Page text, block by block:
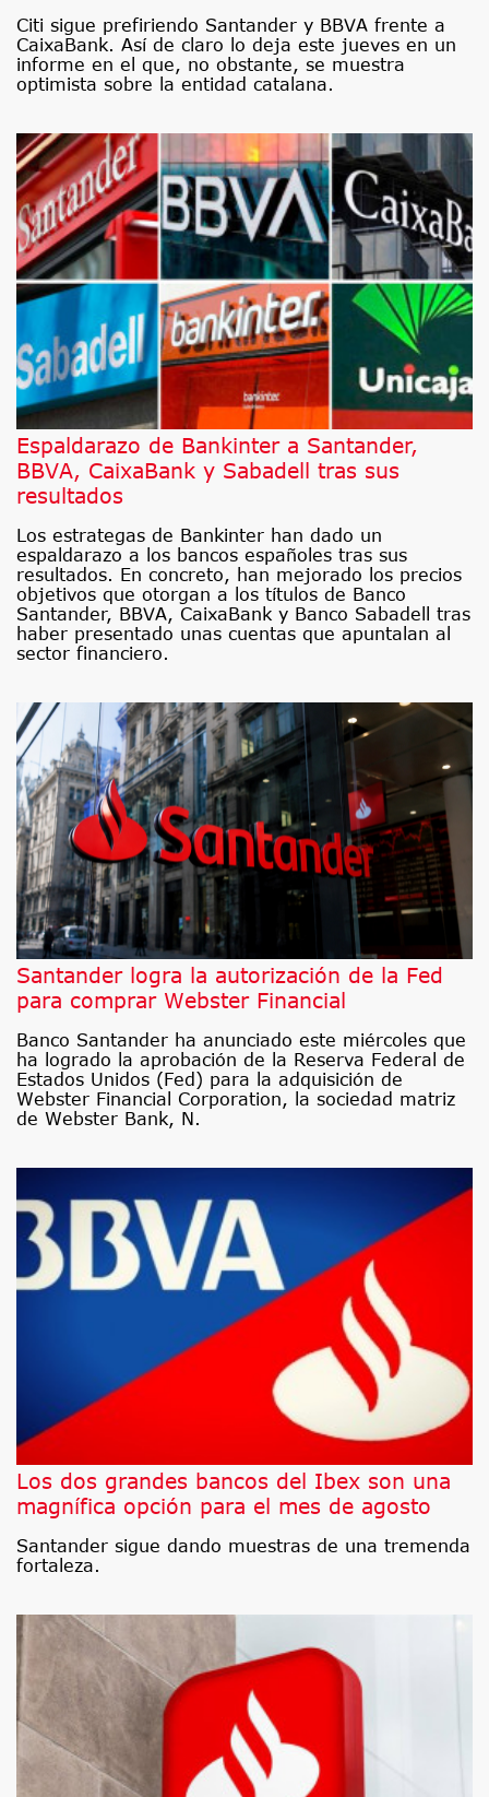
Citi sigue prefiriendo Santander y BBVA frente a
CaixaBank. Así de claro lo deja este jueves en un
informe en el que, no obstante, se muestra
optimista sobre la entidad catalana.
Espaldarazo de Bankinter a Santander,
BBVA, CaixaBank y Sabadell tras sus
resultados
Los estrategas de Bankinter han dado un
espaldarazo a los bancos españoles tras sus
resultados. En concreto, han mejorado los precios
objetivos que otorgan a los títulos de Banco
Santander, BBVA, CaixaBank y Banco Sabadell tras
haber presentado unas cuentas que apuntalan al
sector financiero.
Santander logra la autorización de la Fed
para comprar Webster Financial
Banco Santander ha anunciado este miércoles que
ha logrado la aprobación de la Reserva Federal de
Estados Unidos (Fed) para la adquisición de
Webster Financial Corporation, la sociedad matriz
de Webster Bank, N.
Los dos grandes bancos del Ibex son una
magnífica opción para el mes de agosto
Santander sigue dando muestras de una tremenda
fortaleza.